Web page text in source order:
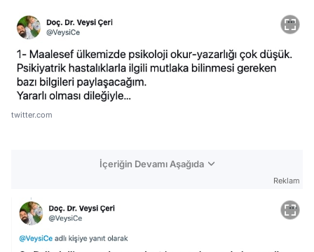
twitter.com
İçeriğin Devamı Aşağıda
Reklam